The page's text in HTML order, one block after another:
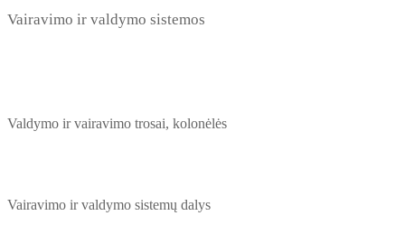
Vairavimo ir valdymo sistemos
Valdymo ir vairavimo trosai, kolonėlės
Vairavimo ir valdymo sistemų dalys